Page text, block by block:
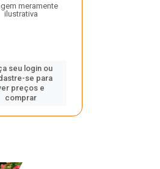
meramente
ilustrativa
seu login ou
se para
preços e
comprar